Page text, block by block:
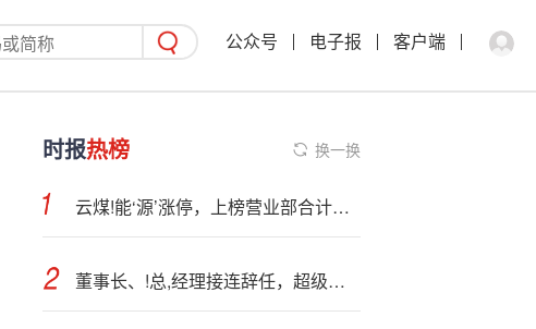
公众号 电子报 客户端
时报热榜 换一换
云煤!能‘源’涨停，上榜营业部合计净买入6375.55万元
董事长、!总,经理接连辞任，超级巨无霸药企，要“过冬”了？